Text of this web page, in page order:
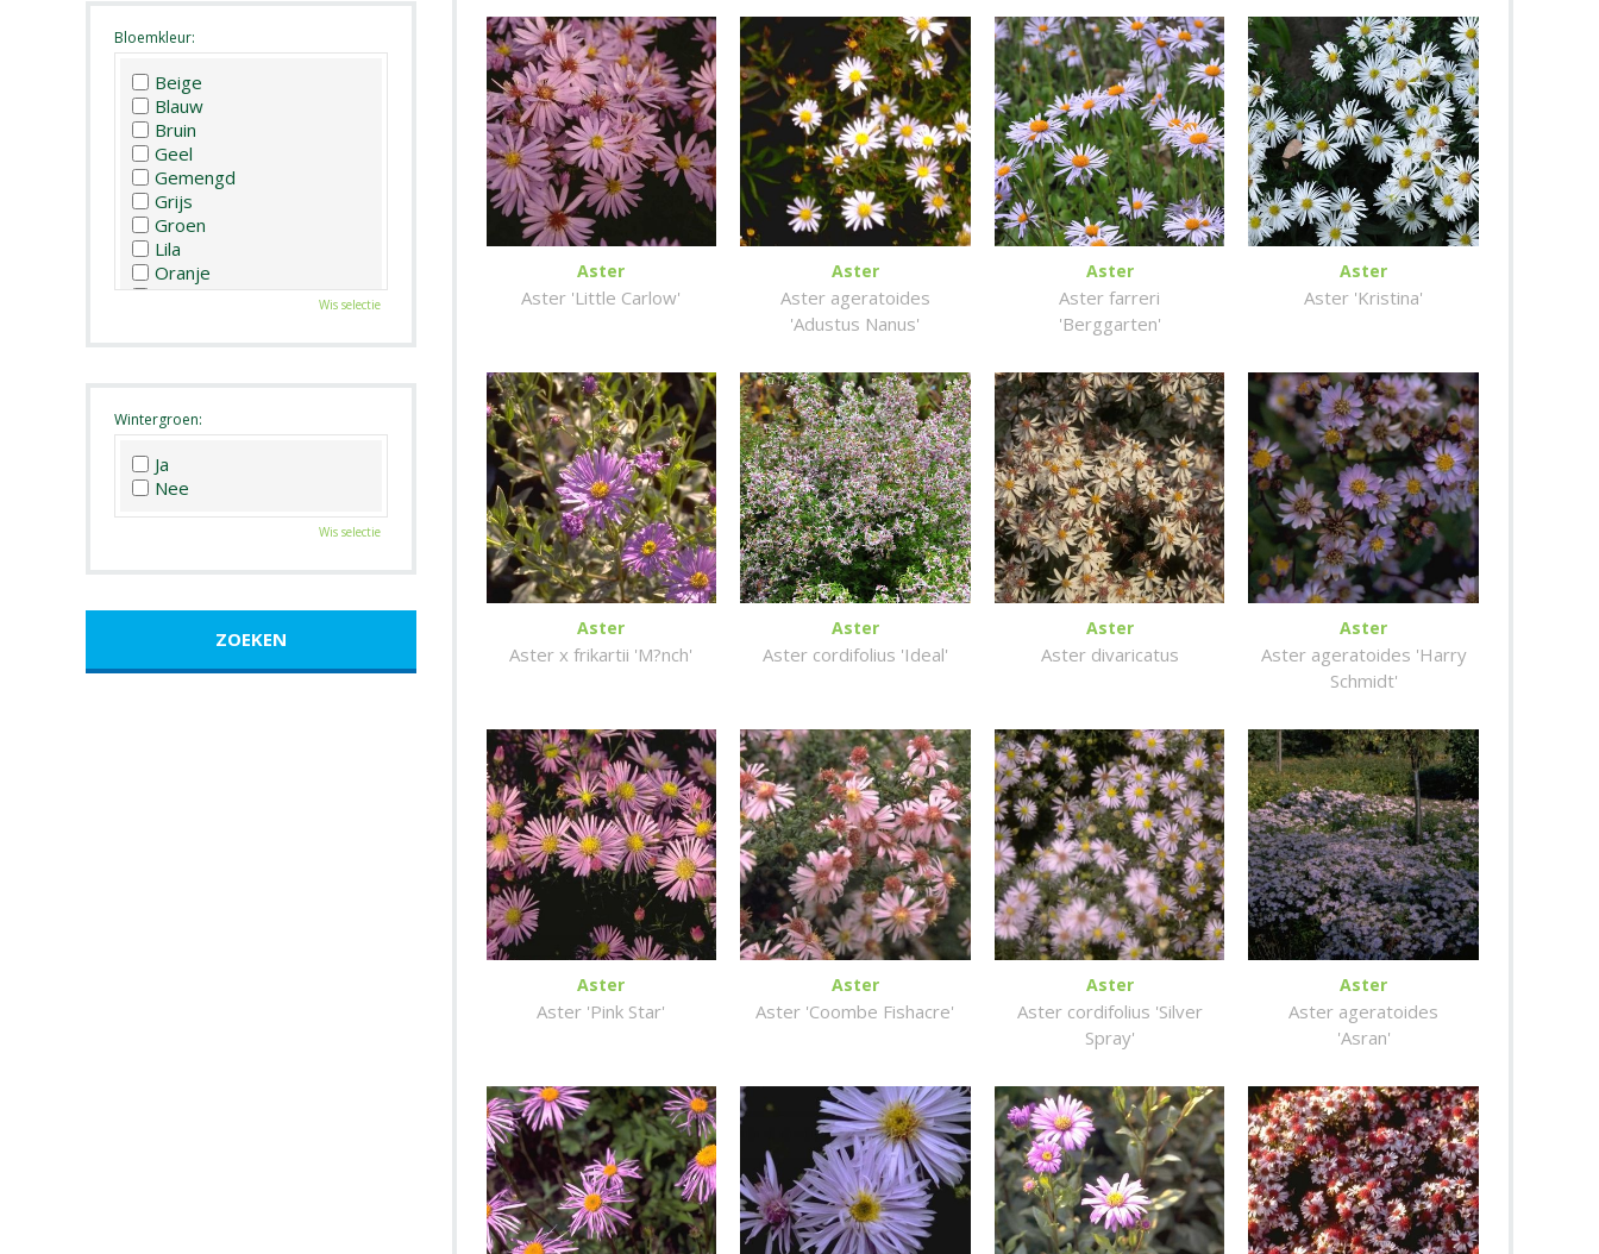
Aster
Aster 'Little Carlow'
Aster
Aster ageratoides
'Adustus Nanus'
Aster
Aster farreri
'Berggarten'
Aster
Aster 'Kristina'
Aster
Aster x frikartii 'M?nch'
Aster
Aster cordifolius 'Ideal'
Aster
Aster divaricatus
Aster
Aster ageratoides 'Harry
Schmidt'
Aster
Aster 'Pink Star'
Aster
Aster 'Coombe Fishacre'
Aster
Aster cordifolius 'Silver
Spray'
Aster
Aster ageratoides
'Asran'
Bloemkleur:
Beige
Blauw
Bruin
Geel
Gemengd
Grijs
Groen
Lila
Oranje
Paars
Wis selectie
Wintergroen:
Ja
Nee
Wis selectie